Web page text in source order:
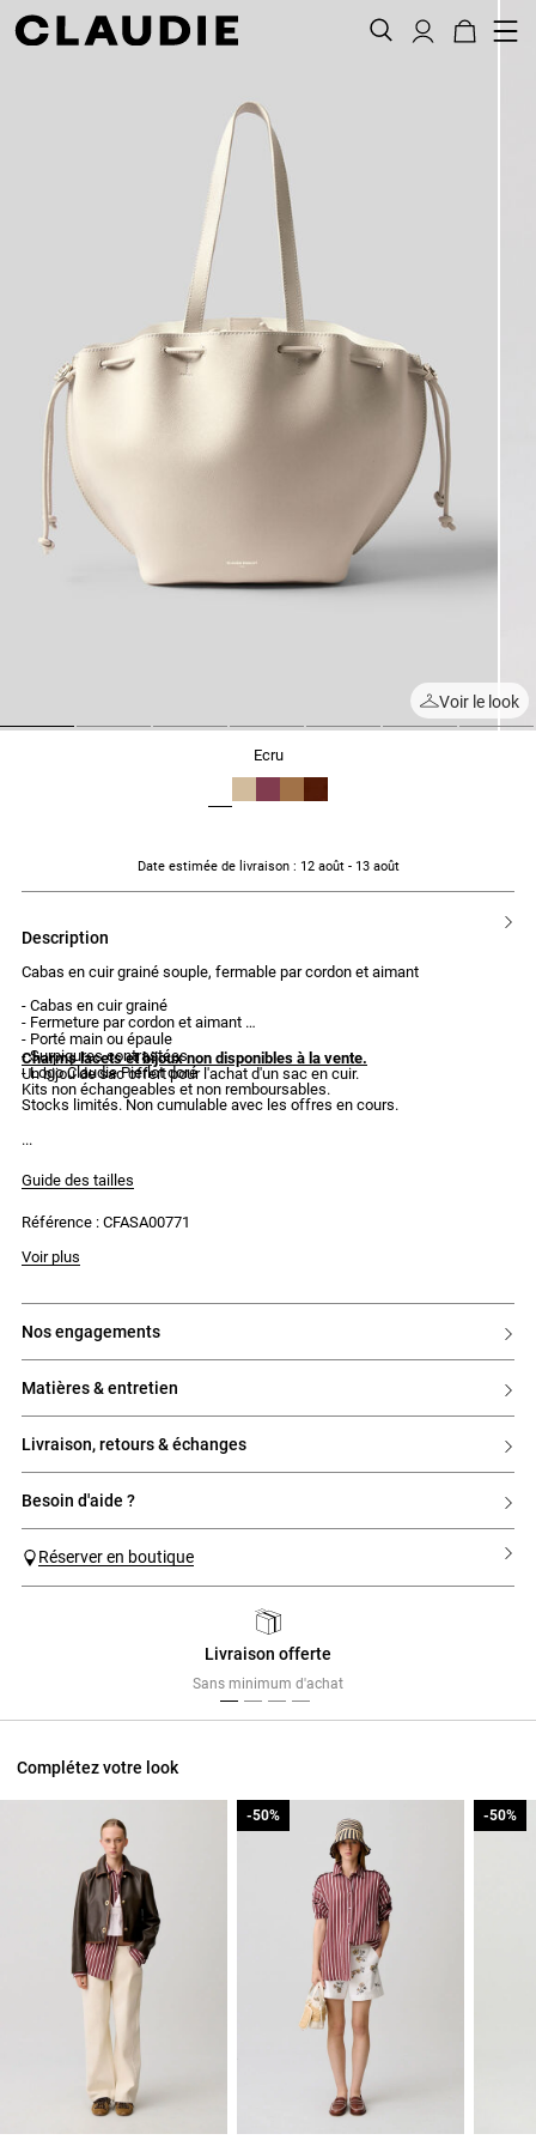
Voir le look
ecru
Date estimée de livraison: 12 août - 13 août
description
Cabas en cuir grainé souple, fermable par cordon et aimant
- Cabas en cuir grainé
- Fermeture par cordon et aimant
- Porté main ou épaule
- Surpiqures contrastées
- Logo Claudie Pierlot doré
Charms lacets et bijoux non disponibles à la vente.
Un bijou de sac offert pour l'achat d'un sac en cuir.
Kits non échangeables et non remboursables.
Stocks limités. Non cumulable avec les offres en cours.
Guide des tailles
Référence : CFASA00771
Voir plus
nos engagements
matières & entretien
livraison, retours & échanges
besoin d'aide ?
Réserver en boutique
Livraison offerte
Sans minimum d'achat
Complétez votre look
-50%
-50% -50%
-50%